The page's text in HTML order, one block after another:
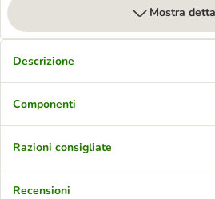
Mostra
Descrizione
Componenti
Razioni consigliate
Recensioni